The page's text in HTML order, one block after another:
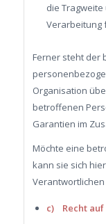
die
Verarbeitung
Ferner steht der
Organisation
betroffenen
Garantien im
Möchte eine
kann sie sich
c) Recht